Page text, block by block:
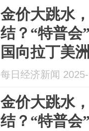
金价大跳水
结？“特普会
国向拉丁美
苹果、谷歌
每日经济新闻
金价大跳水
结？“特普会